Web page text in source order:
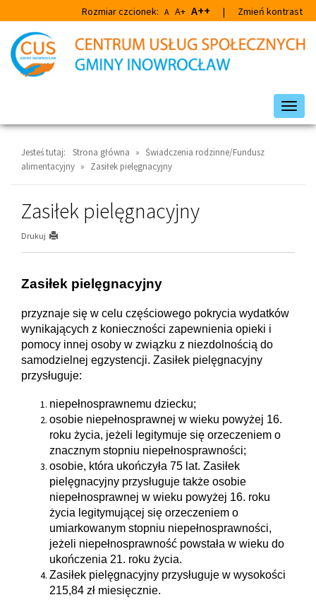
do
głównej
treści
do
wyszukiwarki
Rozmiar czcionek: A A+ A++ | Zmień kontrast
Jesteś tutaj: Strona główna » Świadczenia rodzinne/Fundusz
alimentacyjny » Zasiłek pielęgnacyjny
Zasiłek pielęgnacyjny
Drukuj
Zasiłek pielęgnacyjny
przyznaje się w celu częściowego pokrycia wydatków
wynikających z konieczności zapewnienia opieki i
pomocy innej osoby w związku z niezdolnością do
samodzielnej egzystencji. Zasiłek pielęgnacyjny
przysługuje:
niepełnosprawnemu dziecku;
osobie niepełnosprawnej w wieku powyżej 16.
roku życia, jeżeli legitymuje się orzeczeniem o
znacznym stopniu niepełnosprawności;
osobie, która ukończyła 75 lat. Zasiłek
pielęgnacyjny przysługuje także osobie
niepełnosprawnej w wieku powyżej 16. roku
życia legitymującej się orzeczeniem o
umiarkowanym stopniu niepełnosprawności,
jeżeli niepełnosprawność powstała w wieku do
ukończenia 21. roku życia.
Zasiłek pielęgnacyjny przysługuje w wysokości
215,84 zł miesięcznie.